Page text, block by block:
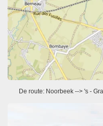
De route: Noorbeek --> 's -